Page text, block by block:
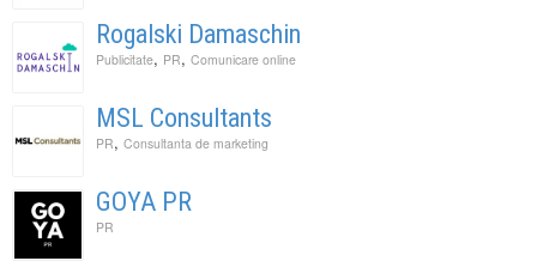
Rogalski Damaschin
Publicitate, PR, Comunicare online
MSL Consultants
PR, Consultanta de marketing
GOYA PR
PR